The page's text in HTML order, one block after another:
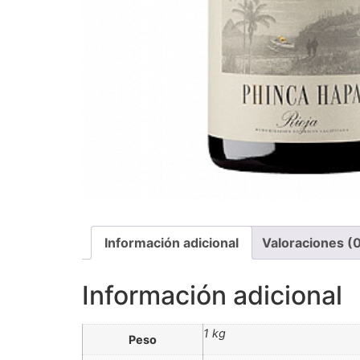
Información adicional Valoraciones
Información adicional
Peso 1 kg